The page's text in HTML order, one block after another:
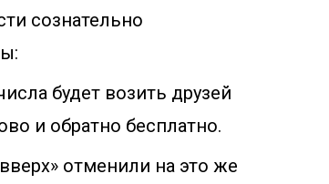
сознательно
будет возить друзей
и обратно бесплатно.
отменили на это же